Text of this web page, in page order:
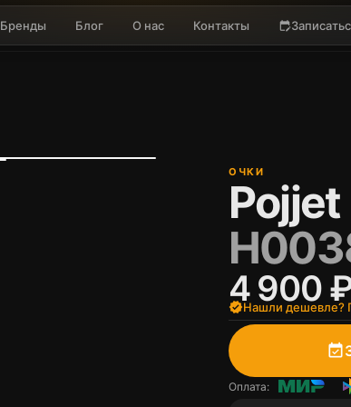
Бренды Блог О нас Контакты edit_calendar
ОЧКИ
Pojjet
4 900
verifiedНашли дешевле?
event_available
Оплата: